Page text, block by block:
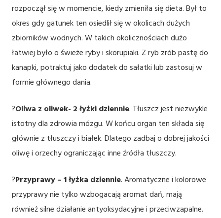
rozpoczął się w momencie, kiedy zmieniła się dieta. Był to
okres gdy gatunek ten osiedlił się w okolicach dużych
zbiorników wodnych. W takich okolicznościach dużo
łatwiej było o świeże ryby i skorupiaki. Z ryb zrób pastę do
kanapki, potraktuj jako dodatek do sałatki lub zastosuj w
formie głównego dania.
?Oliwa z oliwek- 2 łyżki dziennie. Tłuszcz jest niezwykle
istotny dla zdrowia mózgu. W końcu organ ten składa się
głównie z tłuszczy i białek. Dlatego zadbaj o dobrej jakości
oliwę i orzechy ograniczając inne źródła tłuszczy.
?Przyprawy – 1 łyżka dziennie. Aromatyczne i kolorowe
przyprawy nie tylko wzbogacają aromat dań, mają
również silne działanie antyoksydacyjne i przeciwzapalne.